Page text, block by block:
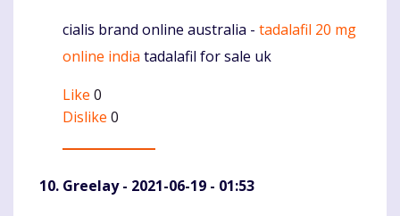
Komentaras
cialis brand online australia - tadalafil 20 mg
online india tadalafil for sale uk
Like 0
Dislike 0
Greelay- 2021-06-19 - 01:53